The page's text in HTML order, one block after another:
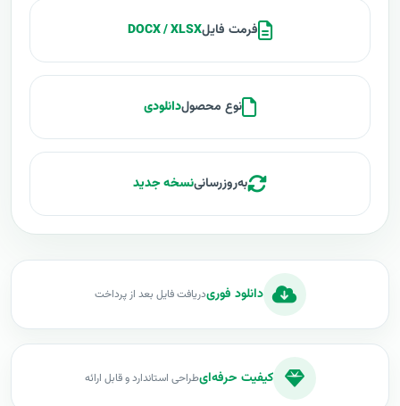
فرمت فایلDOCX / XLSX
نوع محصولدانلودی
به‌روزرسانینسخه جدید
دانلود فوریدریافت فایل بعد از پرداخت
کیفیت حرفه‌ایطراحی استاندارد و قابل ارائه